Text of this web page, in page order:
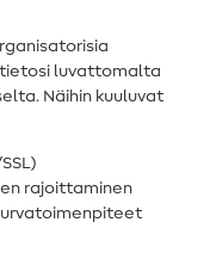
luvattomalta
Näihin kuuluvat
rajoittaminen